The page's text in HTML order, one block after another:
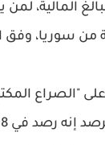
المالية،
من سوريا، وفق
على "الصراع